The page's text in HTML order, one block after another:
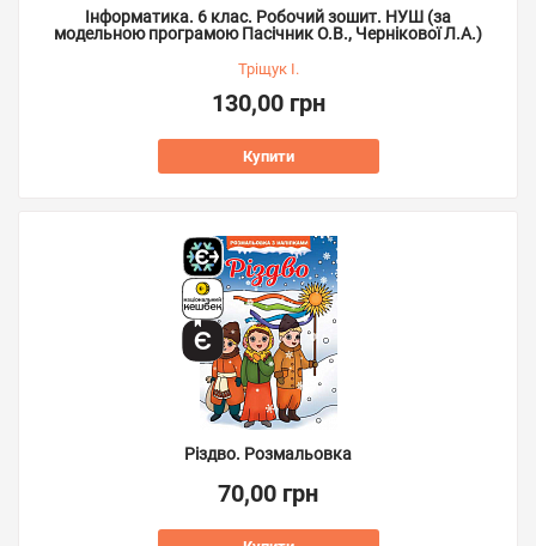
Інформатика. 6 клас. Робочий зошит. НУШ (за
модельною програмою Пасічник О.В., Чернікової Л.А.)
Тріщук І.
130,00 грн
Купити
Різдво. Розмальовка
70,00 грн